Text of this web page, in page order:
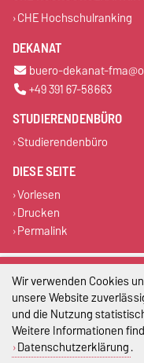
CHE Hochschulranking
DEKANAT
buero-dekanat-
+49 391 67-58663
STUDIERENDENBÜRO
Studierendenbüro
DIESE SEITE
Vorlesen
Drucken
Permalink
Wir verwenden Cookies
unsere Website
und die Nutzung
Weitere Informationen
Datenschutzerklärung.